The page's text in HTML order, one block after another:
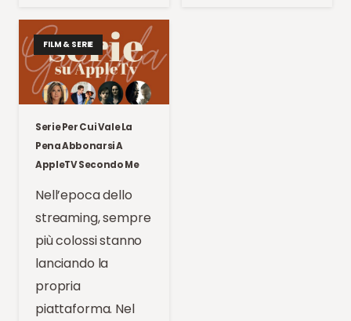
FILM & SERIE
Serie Per Cui Vale La
Pena Abbonarsi A
AppleTV Secondo Me
Nell’epoca dello
streaming, sempre
più colossi stanno
lanciando la
propria
piattaforma. Nel